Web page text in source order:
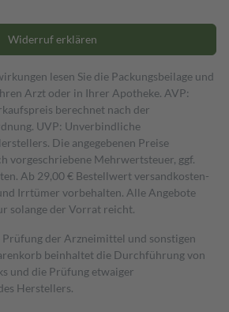
Widerruf erklären
lesen Sie die Packungsbeilage und
Arzt oder in Ihrer Apotheke. AVP:
berechnet nach der
UVP: Unverbindliche
Die angegebenen Preise
vorgeschriebene Mehrwertsteuer, ggf.
Ab 29,00 € Bestell­wert versand­kosten­
Irrtümer vorbehalten. Alle Angebote
solange der Vorrat reicht.
Prüfung der Arzneimittel und sonstigen
beinhaltet die Durchführung von
und die Prüfung etwaiger
Herstellers.